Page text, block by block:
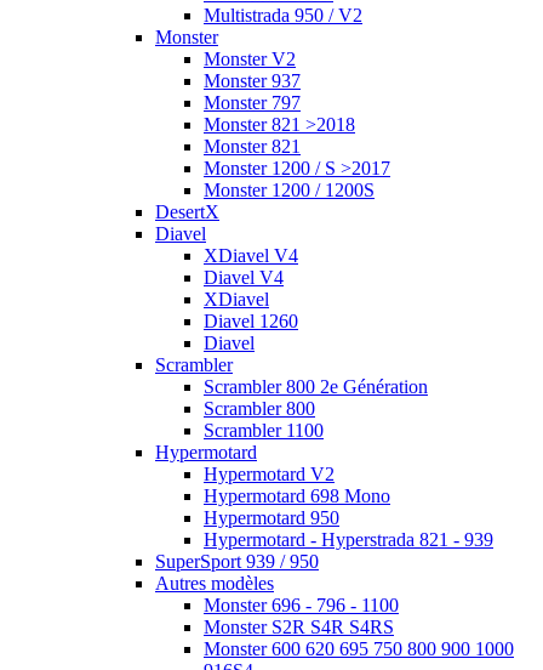
Multistrada 950 / V2
Monster
Monster V2
Monster 937
Monster 797
Monster 821 >2018
Monster 821
Monster 1200 / S >2017
Monster 1200 / 1200S
DesertX
Diavel
XDiavel V4
Diavel V4
XDiavel
Diavel 1260
Diavel
Scrambler
Scrambler 800 2e Génération
Scrambler 800
Scrambler 1100
Hypermotard
Hypermotard V2
Hypermotard 698 Mono
Hypermotard 950
Hypermotard - Hyperstrada 821 - 939
SuperSport 939 / 950
Autres modèles
Monster 696 - 796 - 1100
Monster S2R S4R S4RS
Monster 600 620 695 750 800 900 1000